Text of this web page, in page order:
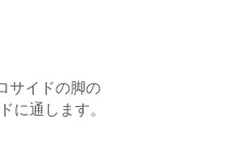
サイドの脚の
に通します。